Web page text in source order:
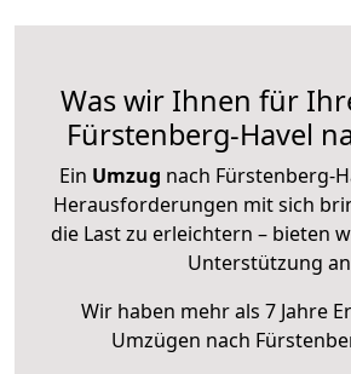
Was wir Ihnen für
Fürstenberg-Havel
Ein Umzug nach Fürstenberg-
Herausforderungen mit sich
die Last zu erleichtern – bieten
Unterstützung
Wir haben mehr als 7 Jahre
Umzügen nach